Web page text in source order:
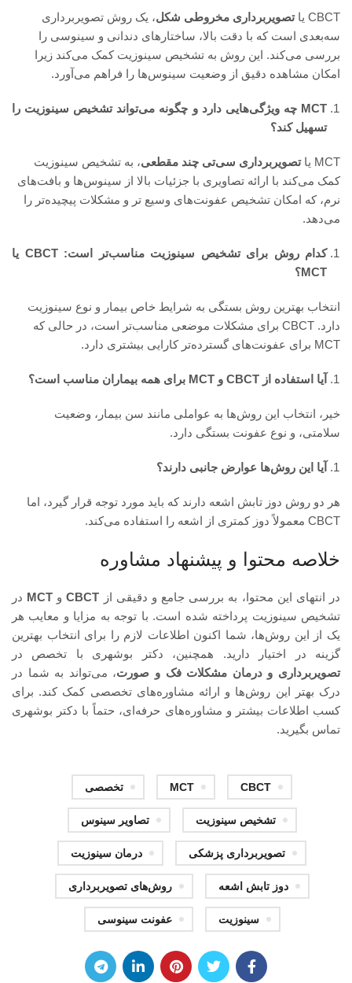
CBCT یا تصویربرداری مخروطی‌ شکل، یک روش تصویربرداری
سه‌بعدی است که با دقت بالا، ساختارهای دندانی و سینوسی را
بررسی می‌کند. این روش به تشخیص سینوزیت کمک می‌کند زیرا
امکان مشاهده دقیق از وضعیت سینوس‌ها را فراهم می‌آورد.
MCT چه ویژگی‌هایی دارد و چگونه می‌تواند تشخیص سینوزیت را
تسهیل کند؟
MCT یا تصویربرداری سی‌تی چند مقطعی، به تشخیص سینوزیت
کمک می‌کند با ارائه تصاویری با جزئیات بالا از سینوس‌ها و بافت‌های
نرم، که امکان تشخیص عفونت‌های وسیع تر و مشکلات پیچیده‌تر را
می‌دهد.
کدام روش برای تشخیص سینوزیت مناسب‌تر است: CBCT یا
MCT؟
انتخاب بهترین روش بستگی به شرایط خاص بیمار و نوع سینوزیت
دارد. CBCT برای مشکلات موضعی مناسب‌تر است، در حالی که
MCT برای عفونت‌های گسترده‌تر کارایی بیشتری دارد.
آیا استفاده از CBCT و MCT برای همه بیماران مناسب است؟
خیر، انتخاب این روش‌ها به عواملی مانند سن بیمار، وضعیت
سلامتی، و نوع عفونت بستگی دارد.
آیا این روش‌ها عوارض جانبی دارند؟
هر دو روش دوز تابش اشعه دارند که باید مورد توجه قرار گیرد، اما
CBCT معمولاً دوز کمتری از اشعه را استفاده می‌کند.
خلاصه محتوا و پیشنهاد مشاوره
در انتهای این محتوا، به بررسی جامع و دقیقی از CBCTو MCT در
تشخیص سینوزیت پرداخته شده است. با توجه به مزایا و معایب هر
یک از این روش‌ها، شما اکنون اطلاعات لازم را برای انتخاب بهترین
گزینه در اختیار دارید. همچنین، دکتر بوشهری با تخصص در
تصویربرداری و درمان مشکلات فک و صورت، می‌تواند به شما در
درک بهتر این روش‌ها و ارائه مشاوره‌های تخصصی کمک کند. برای
کسب اطلاعات بیشتر و مشاوره‌های حرفه‌ای، حتماً با دکتر بوشهری
تماس بگیرید.
CBCT
MCT تخصصی
تشخیص سینوزیت تصاویر سینوس
تصویربرداری پزشکی درمان سینوزیت
دوز تابش اشعه روش‌های تصویربرداری
سینوزیت عفونت سینوسی